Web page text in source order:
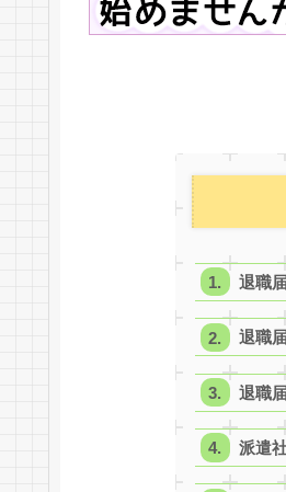
退職
退職
退職
派遣